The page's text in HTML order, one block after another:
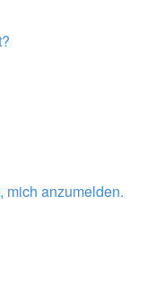
mich anzumelden.